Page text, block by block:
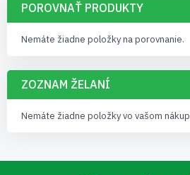
POROVNAŤ PRODUKTY
Nemáte žiadne položky na porovnanie.
ZOZNAM ŽELANÍ
Nemáte žiadne položky vo vašom